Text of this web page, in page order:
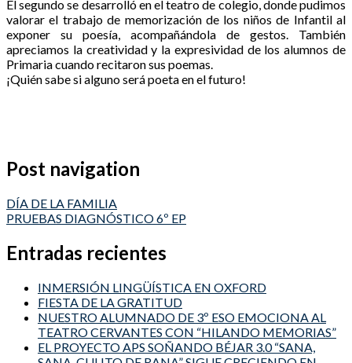
El segundo se desarrolló en el teatro de colegio, donde pudimos
valorar el trabajo de memorización de los niños de Infantil al
exponer su poesía, acompañándola de gestos. También
apreciamos la creatividad y la expresividad de los alumnos de
Primaria cuando recitaron sus poemas.
¡Quién sabe si alguno será poeta en el futuro!
Post navigation
DÍA DE LA FAMILIA
PRUEBAS DIAGNÓSTICO 6º EP
Entradas recientes
INMERSIÓN LINGÜÍSTICA EN OXFORD
FIESTA DE LA GRATITUD
NUESTRO ALUMNADO DE 3º ESO EMOCIONA AL
TEATRO CERVANTES CON “HILANDO MEMORIAS”
EL PROYECTO APS SOÑANDO BÉJAR 3.0 “SANA,